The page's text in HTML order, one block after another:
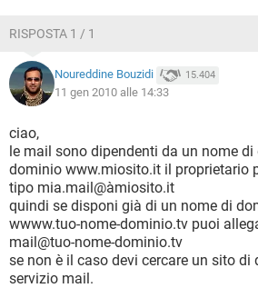
RISPOSTA 1 / 1
Noureddine Bouzidi 15.404
11 gen 2010 alle 14:33
ciao,
le mail sono dipendenti da un nome di
dominio www.miosito.it il proprietario
tipo mia.mail@àmiosito.it
quindi se disponi già di un nome di
wwww.tuo-nome-dominio.tv puoi
mail@tuo-nome-dominio.tv
se non è il caso devi cercare un sito
servizio mail.